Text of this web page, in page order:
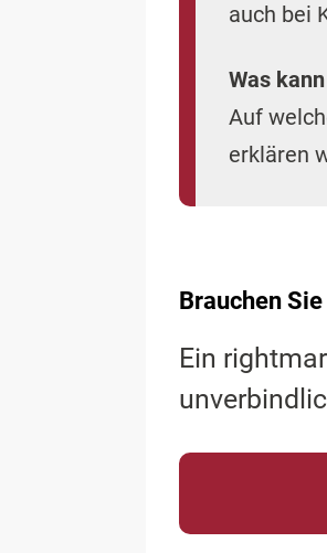
auch bei
Was
Auf
erklären
Brauchen
Ein